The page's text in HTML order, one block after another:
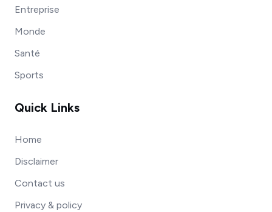
Entreprise
Monde
Santé
Sports
Quick Links
Home
Disclaimer
Contact us
Privacy & policy